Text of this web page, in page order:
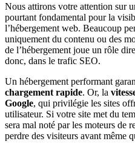
Nous attirons votre attention sur
pourtant fondamental pour la
l’hébergement web. Beaucoup
uniquement du contenu ou des
de l’hébergement joue un rôle
donc, dans le trafic SEO.
Un hébergement performant
chargement rapide. Or, la
Google, qui privilégie les sites
utilisateur. Si votre site met du
sera mal noté par les moteurs de
perdre des visiteurs avant même